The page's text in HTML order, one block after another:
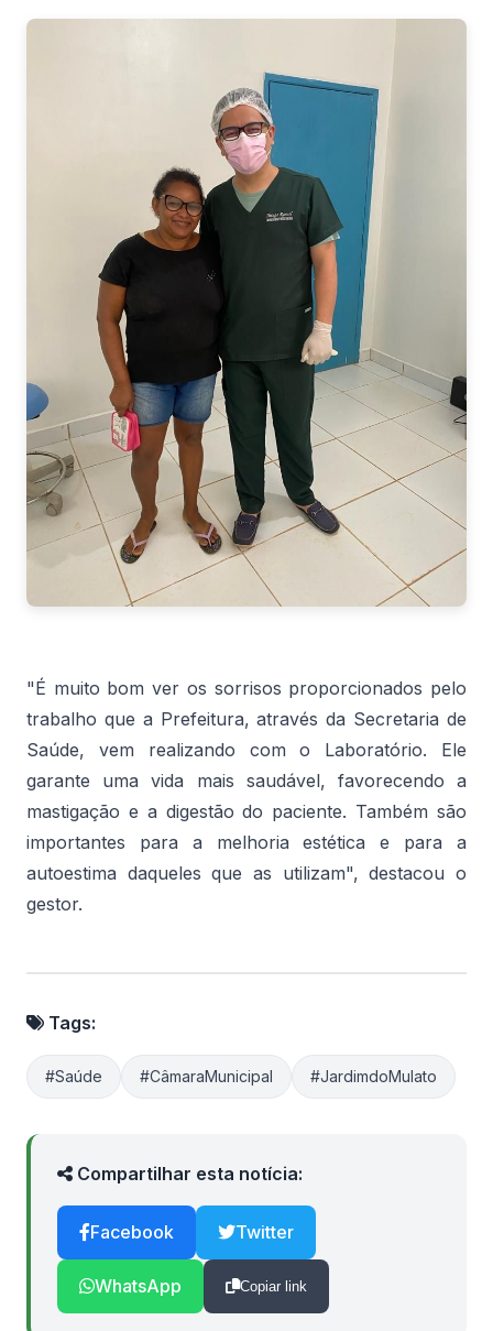
"É muito bom ver os sorrisos proporcionados pelo
trabalho que a Prefeitura, através da Secretaria de
Saúde, vem realizando com o Laboratório. Ele
garante uma vida mais saudável, favorecendo a
mastigação e a digestão do paciente. Também são
importantes para a melhoria estética e para a
autoestima daqueles que as utilizam", destacou o
gestor.
Tags:
#Saúde #CâmaraMunicipal #JardimdoMulato
Compartilhar esta notícia:
Facebook Twitter
WhatsApp Copiar link